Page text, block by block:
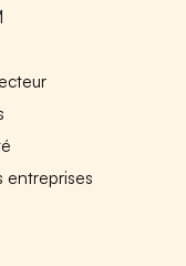
entreprises